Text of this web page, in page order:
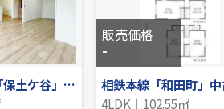
販売価格を
ＪＲ横須賀線「保土ケ谷」保土ヶ谷オークヒルズ五番館
販売価格
-
相鉄本線「和田町」
4LDK｜102.55㎡